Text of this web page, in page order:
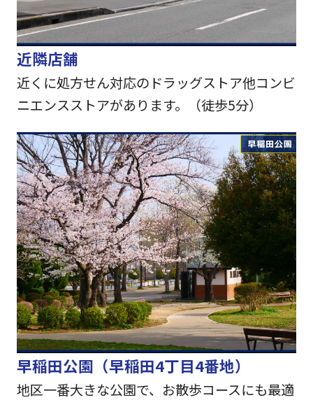
近隣店舗
近くに処方せん対応のドラッグストア他コンビ
ニエンスストアがあります。（徒歩5分）
早稲田公園（早稲田4丁目4番地）
地区一番大きな公園で、お散歩コースにも最適